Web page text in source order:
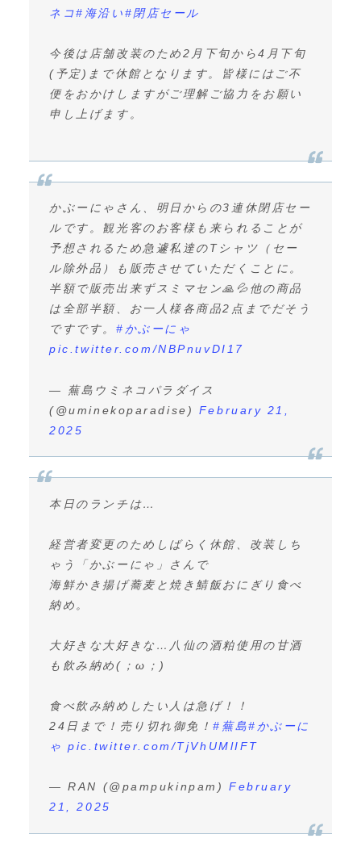
ネコ#海沿い#閉店セール
今後は店舗改装のため2月下旬から4月下旬
(予定)まで休館となります。皆様にはご不
便をおかけしますがご理解ご協力をお願い
申し上げます。
かぶーにゃさん、明日からの3連休閉店セー
ルです。観光客のお客様も来られることが
予想されるため急遽私達のTシャツ（セー
ル除外品）も販売させていただくことに。
半額で販売出来ずスミマセン🙏💦他の商品
は全部半額、お一人様各商品2点までだそう
ですです。 #かぶーにゃ
pic.twitter.com/NBPnuvDI17
— 蕪島ウミネコパラダイス
(@uminekoparadise) February 21,
2025
本日のランチは…
経営者変更のためしばらく休館、改装しち
ゃう「かぶーにゃ」さんで
海鮮かき揚げ蕎麦と焼き鯖飯おにぎり食べ
納め。
大好きな大好きな…八仙の酒粕使用の甘酒
も飲み納め(；ω；)
食べ飲み納めしたい人は急げ！！
24日まで！売り切れ御免！#蕪島#かぶーに
ゃ pic.twitter.com/TjVhUMlIFT
— RAN (@pampukinpam) February
21, 2025